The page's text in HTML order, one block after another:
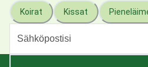
Koirat Kissat